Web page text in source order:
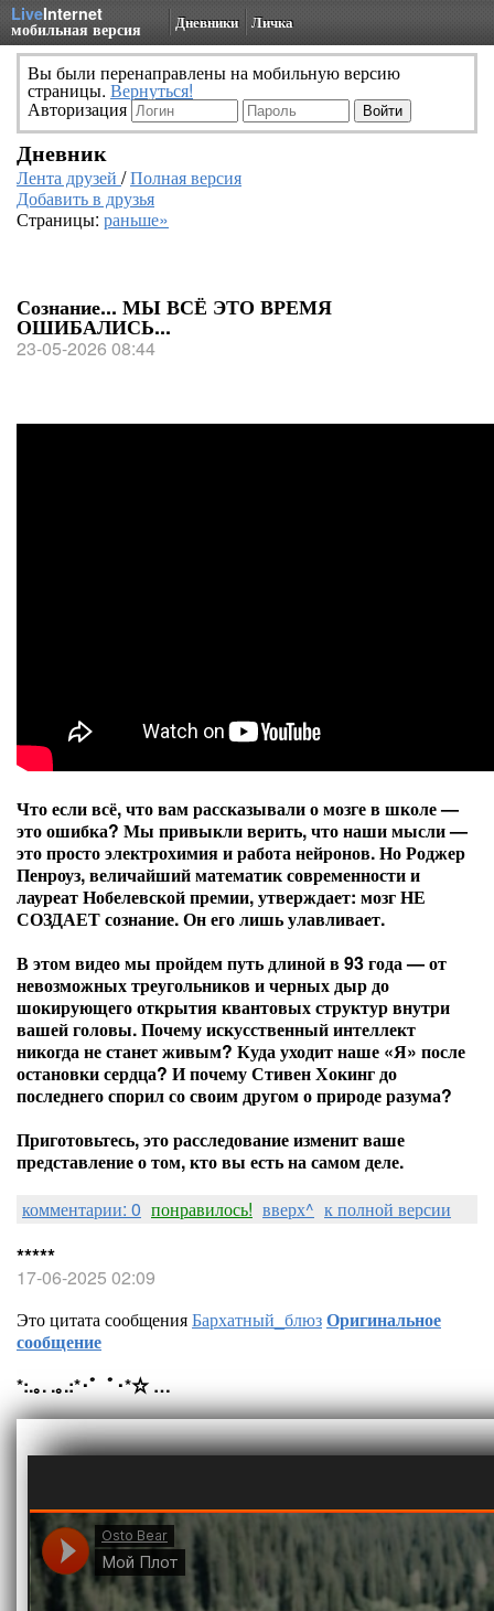
LiveInternet
мобильная версия Дневники Личка
Вы были перенаправлены на мобильную версию
страницы. Вернуться!
Авторизация
Дневник
Лента друзей /Полная версия
Добавить в друзья
Страницы: раньше»
Сознание... МЫ ВСЁ ЭТО ВРЕМЯ
ОШИБАЛИСЬ...
23-05-2026 08:44
Что если всё, что вам рассказывали о мозге в школе —
это ошибка? Мы привыкли верить, что наши мысли —
это просто электрохимия и работа нейронов. Но Роджер
Пенроуз, величайший математик современности и
лауреат Нобелевской премии, утверждает: мозг НЕ
СОЗДАЕТ сознание. Он его лишь улавливает.
В этом видео мы пройдем путь длиной в 93 года — от
невозможных треугольников и черных дыр до
шокирующего открытия квантовых структур внутри
вашей головы. Почему искусственный интеллект
никогда не станет живым? Куда уходит наше «Я» после
остановки сердца? И почему Стивен Хокинг до
последнего спорил со своим другом о природе разума?
Приготовьтесь, это расследование изменит ваше
представление о том, кто вы есть на самом деле.
комментарии: 0 понравилось! вверх^ к полной версии
*****
17-06-2025 02:09
Это цитата сообщенияБархатный_блюзОригинальное
сообщение
*:.｡. .｡.:*･゜ﾟ･*☆ …